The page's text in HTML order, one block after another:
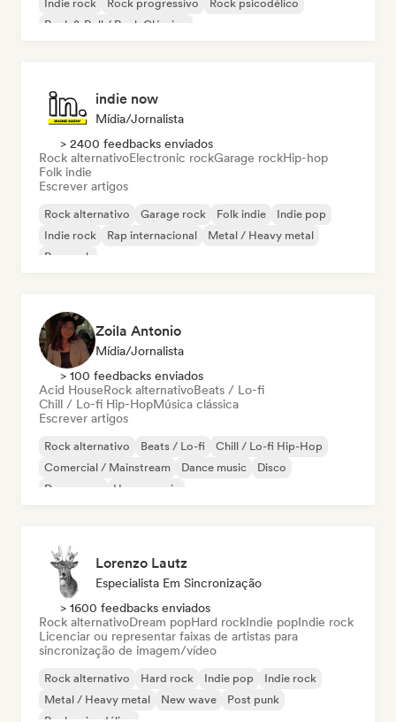
Indie rock
Rock progressivo
Rock psicodélico
Rock & Roll / Rock Clássico
indie now
Mídia/Jornalista
> 2400 feedbacks enviados
Rock alternativoElectronic rockGarage rockHip-hop
Folk indie
Escrever artigos
Rock alternativo Garage rock Folk indie
Indie pop
Indie rock
Rap internacional
Metal / Heavy metal
Pop rock
Zoila Antonio
Mídia/Jornalista
> 100 feedbacks enviados
Acid HouseRock alternativoBeats / Lo-fi
Chill / Lo-fi Hip-HopMúsica clássica
Escrever artigos
Rock alternativo Beats / Lo-fi
Chill / Lo-fi Hip-Hop
Comercial / Mainstream
Dance music
Disco
Dream pop
House music
Lorenzo Lautz
Especialista Em Sincronização
> 1600 feedbacks enviados
Rock alternativoDream popHard rockIndie popIndie rock
Licenciar ou representar faixas de artistas para
sincronização de imagem/vídeo
Rock alternativo Hard rock Indie pop
Indie rock
Metal / Heavy metal
New wave
Post punk